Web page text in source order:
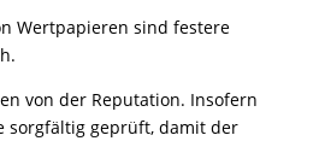
Wertpapieren sind festere
von der Reputation. Insofern
sorgfältig geprüft, damit der